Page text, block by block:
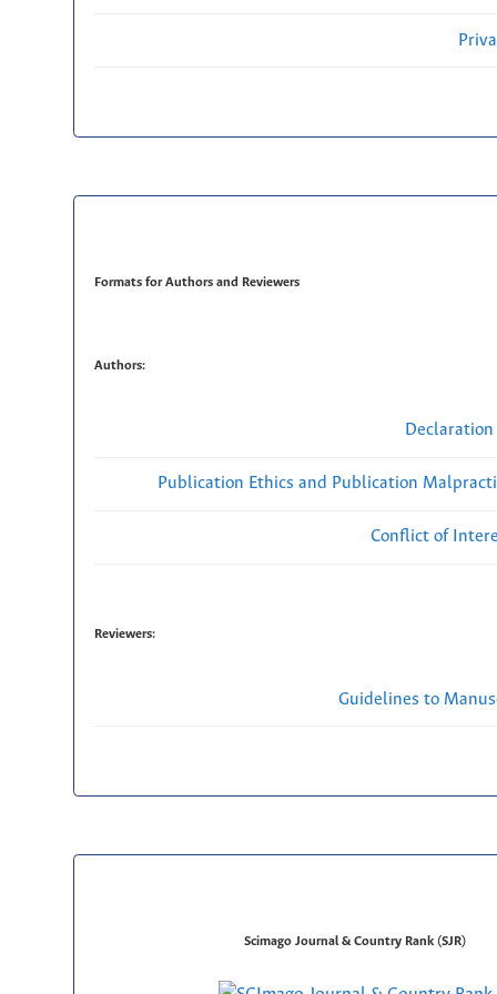
Formats for Authors and Reviewers
Authors:
Publication Ethics and Publication
Conflict of
Reviewers:
Guidelines to
Scimago Journal & Country Rank (SJR)